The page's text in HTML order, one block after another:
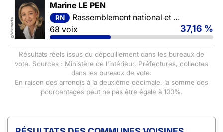
©
Wikimedia
Marine LE PEN
RN
Rassemblement national et ses alliés
68 voix
37,16 %
Résultats réels issus du dépouillement dans les bureaux de
vote. Sources : Ministère de l'intérieur, Préfectures, collectes
dans les bureaux de vote.
En raison des arrondis à la deuxième décimale, la somme des
pourcentages peut ne pas être égale à 100%.